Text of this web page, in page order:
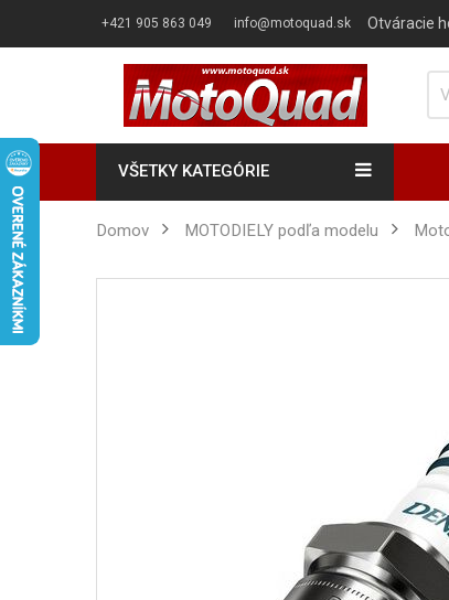
+421 905 863 049 info@motoquad.sk Otváracie
VŠETKY KATEGÓRIE
Domov MOTODIELY podľa modelu